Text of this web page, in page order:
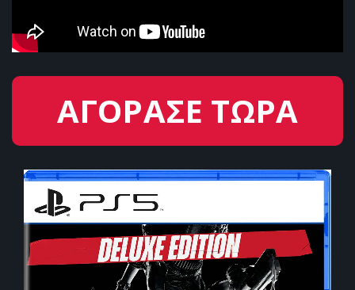
ΑΓΟΡΑΣΕ ΤΩΡΑ